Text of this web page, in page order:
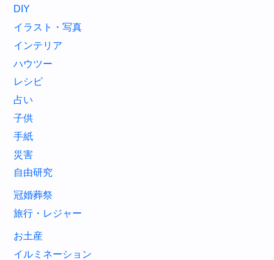
DIY
イラスト・写真
インテリア
ハウツー
レシピ
占い
子供
手紙
災害
自由研究
冠婚葬祭
旅行・レジャー
お土産
イルミネーション